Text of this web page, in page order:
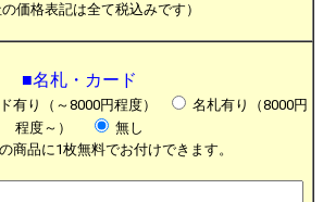
の価格表記は全て税込みです）
■名札・カード
有り（～8000円程度）
名札有り（8000円
程度～）
無し
商品に1枚無料でお付けできます。